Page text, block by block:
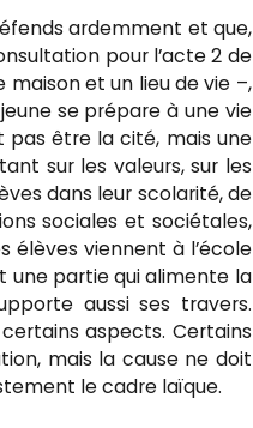
ardemment et que,
pour l’acte 2 de
et un lieu de vie –,
se prépare à une vie
pas être la cité, mais une
sur les valeurs, sur les
dans leur scolarité, de
sociales et sociétales,
élèves viennent à l’école
une partie qui alimente la
aussi ses travers.
aspects. Certains
mais la cause ne doit
le cadre laïque.